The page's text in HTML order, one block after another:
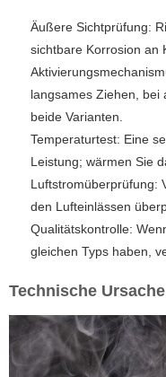
Äußere Sichtprüfung:
sichtbare Korrosion an
langsames Ziehen, bei
beide Varianten.
Temperaturtest: Eine
Leistung; wärmen Sie
Luftstromüberprüfung:
den Lufteinlässen
Qualitätskontrolle:
gleichen Typs haben,
Technische